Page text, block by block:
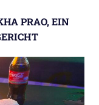
PRAO, EIN